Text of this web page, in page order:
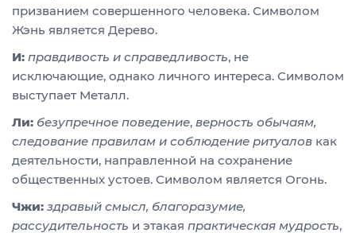
призванием совершенного человека. Символом
Жэнь является Дерево.
И: правдивость и справедливость, не
исключающие, однако личного интереса. Символом
выступает Металл.
Ли: безупречное поведение, верность обычаям,
следование правилам и соблюдение ритуалов как
деятельности, направленной на сохранение
общественных устоев. Символом является Огонь.
Чжи: здравый смысл, благоразумие,
рассудительность и этакая практическая мудрость,